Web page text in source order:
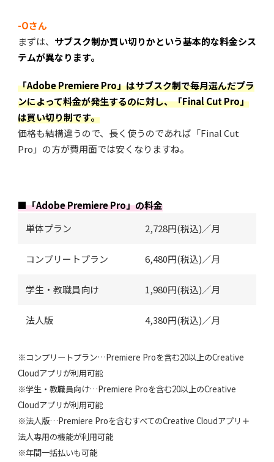
-Oさん
まずは、 サブスク制か買い切りかという基本的な料金シス
テムが異なります。
「Adobe Premiere Pro」はサブスク制で毎月選んだプラ
ンによって料金が発生するのに対し、「Final Cut Pro」
は買い切り制です。
価格も結構違うので、長く使うのであれば「Final Cut
Pro」の方が費用面では安くなりますね。
■「Adobe Premiere Pro」の料金
単体プラン
2,728円(税込)／月
コンプリートプラン 6,480円(税込)／月
学生・教職員向け 1,980円(税込)／月
法人版 4,380円(税込)／月
※コンプリートプラン…Premiere Proを含む20以上のCreative
Cloudアプリが利用可能
※学生・教職員向け…Premiere Proを含む20以上のCreative
Cloudアプリが利用可能
※法人版…Premiere Proを含むすべてのCreative Cloudアプリ＋
法人専用の機能が利用可能
※年間一括払いも可能